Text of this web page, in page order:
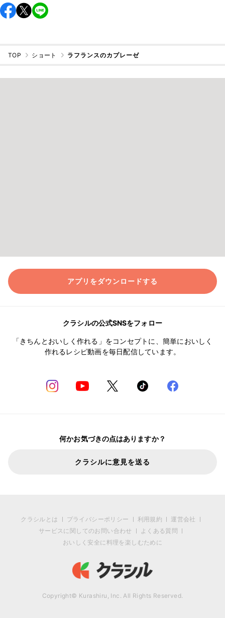
TOP ショート ラフランスのカプレーゼ
アプリをダウンロードする
クラシルの公式SNSをフォロー
「きちんとおいしく作れる」をコンセプトに、簡単においしく
作れるレシピ動画を毎日配信しています。
何かお気づきの点はありますか？
クラシルに意見を送る
クラシルとは プライバシーポリシー 利用規約
運営会社
サービスに関してのお問い合わせ
よくある質問
おいしく安全に料理を楽しむために
Copyright© Kurashiru, Inc. All Rights Reserved.